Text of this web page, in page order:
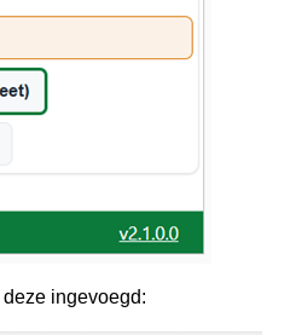
ingevoegd: